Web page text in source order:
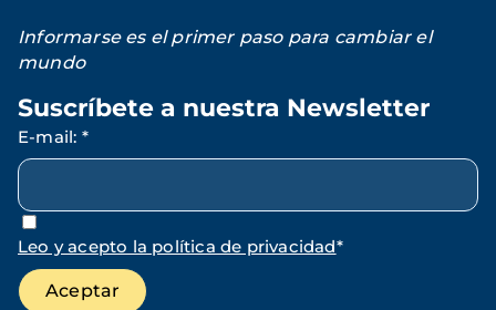
Informarse es el primer paso para cambiar el
mundo
Suscríbete a nuestra Newsletter
E-mail: *
Leo y acepto la política de privacidad*